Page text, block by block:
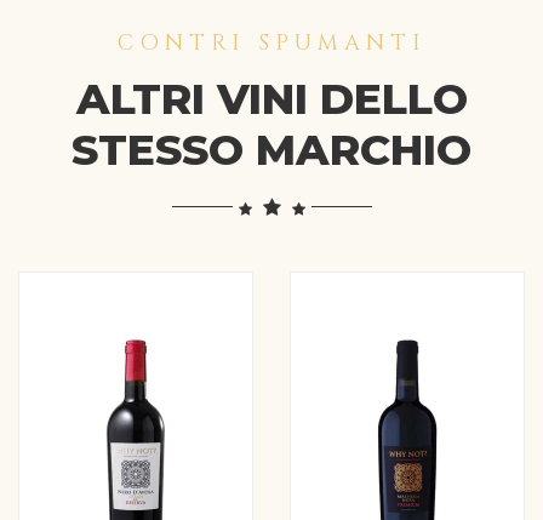
CONTRI SPUMANTI
ALTRI VINI DELLO
STESSO MARCHIO